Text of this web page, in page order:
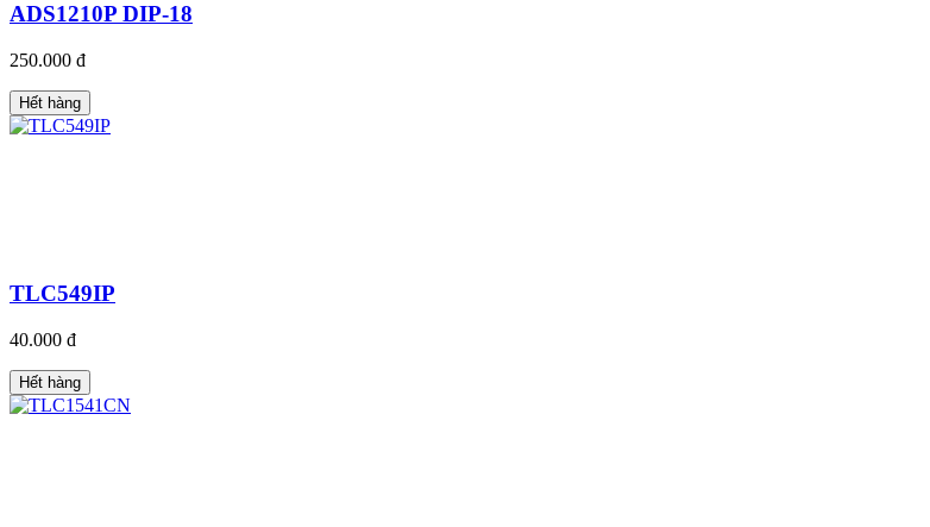
ADS1210P DIP-18
250.000 đ
Hết hàng
TLC549IP
40.000 đ
Hết hàng